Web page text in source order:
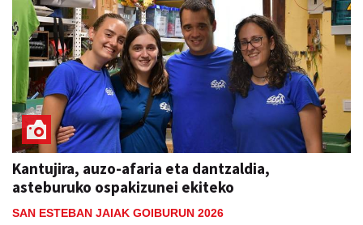
Kantujira, auzo-afaria eta dantzaldia,
asteburuko ospakizunei ekiteko
SAN ESTEBAN JAIAK GOIBURUN 2026